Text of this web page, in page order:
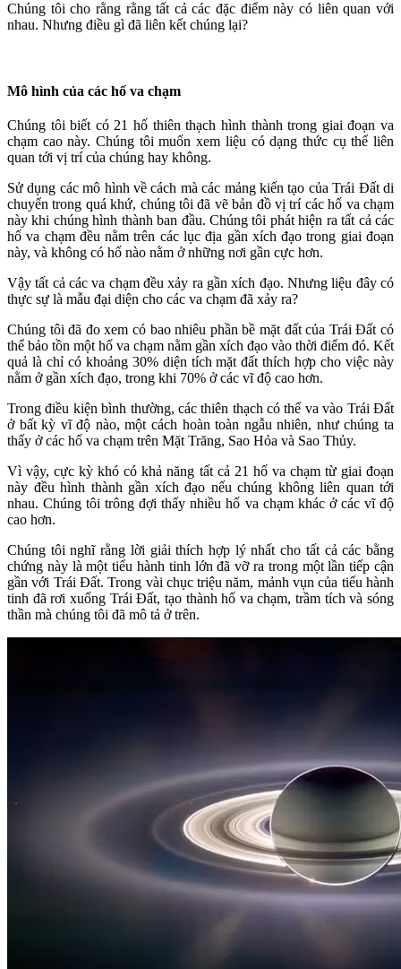
Chúng tôi cho rằng rằng tất cả các đặc điểm này có liên quan với
nhau. Nhưng điều gì đã liên kết chúng lại?
Mô hình của các hố va chạm
Chúng tôi biết có 21 hố thiên thạch hình thành trong giai đoạn va
chạm cao này. Chúng tôi muốn xem liệu có dạng thức cụ thể liên
quan tới vị trí của chúng hay không.
Sử dụng các mô hình về cách mà các mảng kiến tạo của Trái Đất di
chuyển trong quá khứ, chúng tôi đã vẽ bản đồ vị trí các hố va chạm
này khi chúng hình thành ban đầu. Chúng tôi phát hiện ra tất cả các
hố va chạm đều nằm trên các lục địa gần xích đạo trong giai đoạn
này, và không có hố nào nằm ở những nơi gần cực hơn.
Vậy tất cả các va chạm đều xảy ra gần xích đạo. Nhưng liệu đây có
thực sự là mẫu đại diện cho các va chạm đã xảy ra?
Chúng tôi đã đo xem có bao nhiêu phần bề mặt đất của Trái Đất có
thể bảo tồn một hố va chạm nằm gần xích đạo vào thời điểm đó. Kết
quả là chỉ có khoảng 30% diện tích mặt đất thích hợp cho việc này
nằm ở gần xích đạo, trong khi 70% ở các vĩ độ cao hơn.
Trong điều kiện bình thường, các thiên thạch có thể va vào Trái Đất
ở bất kỳ vĩ độ nào, một cách hoàn toàn ngẫu nhiên, như chúng ta
thấy ở các hố va chạm trên Mặt Trăng, Sao Hỏa và Sao Thủy.
Vì vậy, cực kỳ khó có khả năng tất cả 21 hố va chạm từ giai đoạn
này đều hình thành gần xích đạo nếu chúng không liên quan tới
nhau. Chúng tôi trông đợi thấy nhiều hố va chạm khác ở các vĩ độ
cao hơn.
Chúng tôi nghĩ rằng lời giải thích hợp lý nhất cho tất cả các bằng
chứng này là một tiểu hành tinh lớn đã vỡ ra trong một lần tiếp cận
gần với Trái Đất. Trong vài chục triệu năm, mảnh vụn của tiểu hành
tinh đã rơi xuống Trái Đất, tạo thành hố va chạm, trầm tích và sóng
thần mà chúng tôi đã mô tả ở trên.